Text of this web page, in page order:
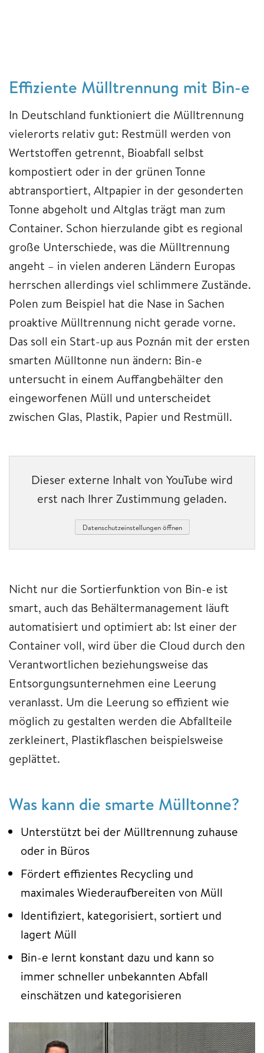
Effiziente Mülltrennung mit Bin-e
In Deutschland funktioniert die Mülltrennung
vielerorts relativ gut: Restmüll werden von
Wertstoffen getrennt, Bioabfall selbst
kompostiert oder in der grünen Tonne
abtransportiert, Altpapier in der gesonderten
Tonne abgeholt und Altglas trägt man zum
Container. Schon hierzulande gibt es regional
große Unterschiede, was die Mülltrennung
angeht – in vielen anderen Ländern Europas
herrschen allerdings viel schlimmere Zustände.
Polen zum Beispiel hat die Nase in Sachen
proaktive Mülltrennung nicht gerade vorne.
Das soll ein Start-up aus Poznán mit der ersten
smarten Mülltonne nun ändern: Bin-e
untersucht in einem Auffangbehälter den
eingeworfenen Müll und unterscheidet
zwischen Glas, Plastik, Papier und Restmüll.
Dieser externe Inhalt von YouTube wird
erst nach Ihrer Zustimmung geladen.
Datenschutzeinstellungen öffnen
Nicht nur die Sortierfunktion von Bin-e ist
smart, auch das Behältermanagement läuft
automatisiert und optimiert ab: Ist einer der
Container voll, wird über die Cloud durch den
Verantwortlichen beziehungsweise das
Entsorgungsunternehmen eine Leerung
veranlasst. Um die Leerung so effizient wie
möglich zu gestalten werden die Abfallteile
zerkleinert, Plastikflaschen beispielsweise
geplättet.
Was kann die smarte Mülltonne?
Unterstützt bei der Mülltrennung zuhause
oder in Büros
Fördert effizientes Recycling und
maximales Wiederaufbereiten von Müll
Identifiziert, kategorisiert, sortiert und
lagert Müll
Bin-e lernt konstant dazu und kann so
immer schneller unbekannten Abfall
einschätzen und kategorisieren